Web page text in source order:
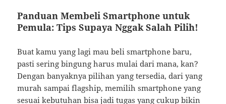
Panduan Membeli Smartphone untuk
Pemula: Tips Supaya Nggak Salah Pilih!
Buat kamu yang lagi mau beli smartphone baru,
pasti sering bingung harus mulai dari mana, kan?
Dengan banyaknya pilihan yang tersedia, dari yang
murah sampai flagship, memilih smartphone yang
sesuai kebutuhan bisa jadi tugas yang cukup bikin